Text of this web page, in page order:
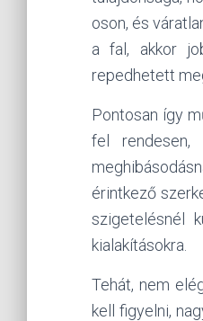
oson, és
a fal, akkor
repedhetett
Pontosan így
fel
érintkező
szigetelésnél
kialakításokra.
Tehát, nem
kell figyelni,